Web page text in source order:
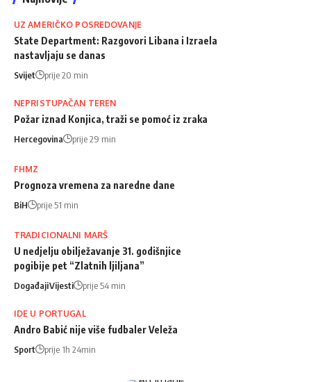
UZ AMERIČKO POSREDOVANJE
State Department: Razgovori Libana i Izraela
nastavljaju se danas
Svijet prije 20 min
NEPRISTUPAČAN TEREN
Požar iznad Konjica, traži se pomoć iz zraka
Hercegovina prije 29 min
FHMZ
Prognoza vremena za naredne dane
BiH prije 51 min
TRADICIONALNI MARŠ
U nedjelju obilježavanje 31. godišnjice
pogibije pet “Zlatnih ljiljana”
DogađajiVijesti prije 54 min
IDE U PORTUGAL
Andro Babić nije više fudbaler Veleža
Sport prije 1h 24min